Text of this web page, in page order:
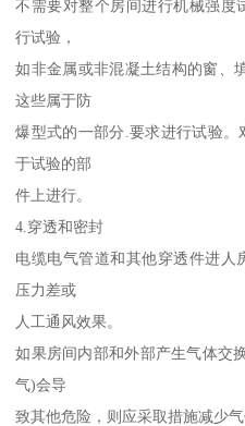
不需要对整个房间进行机械强度
行试验，
如非金属或非混凝土结构的窗、
这些属于防
爆型式的一部分.要求进行试验
于试验的部
件上进行。
4.穿透和密封
电缆电气管道和其他穿透件进人
压力差或
人工通风效果。
如果房间内部和外部产生气体交
气)会导
致其他危险，则应采取措施减少气